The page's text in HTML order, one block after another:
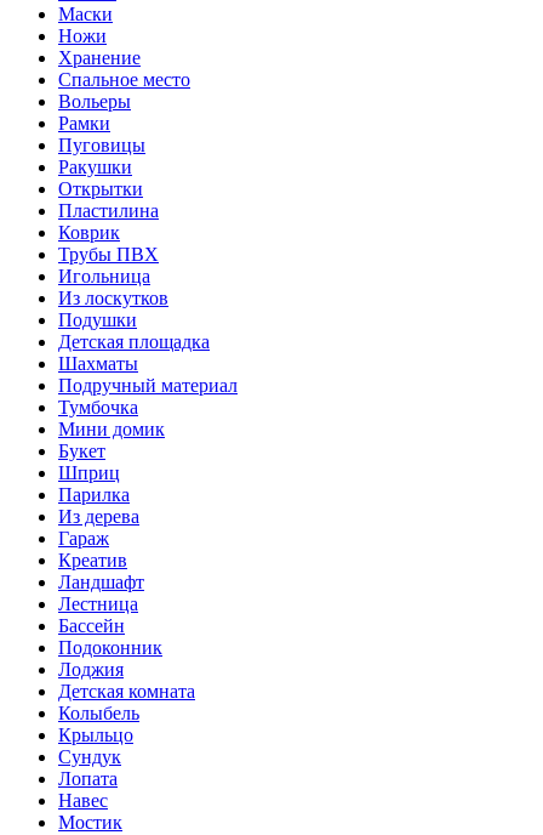
Маски
Ножи
Хранение
Спальное место
Вольеры
Рамки
Пуговицы
Ракушки
Открытки
Пластилина
Коврик
Трубы ПВХ
Игольница
Из лоскутков
Подушки
Детская площадка
Шахматы
Подручный материал
Тумбочка
Мини домик
Букет
Шприц
Парилка
Из дерева
Гараж
Креатив
Ландшафт
Лестница
Бассейн
Подоконник
Лоджия
Детская комната
Колыбель
Крыльцо
Сундук
Лопата
Навес
Мостик